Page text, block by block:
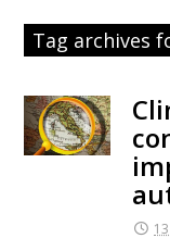
Tag archives